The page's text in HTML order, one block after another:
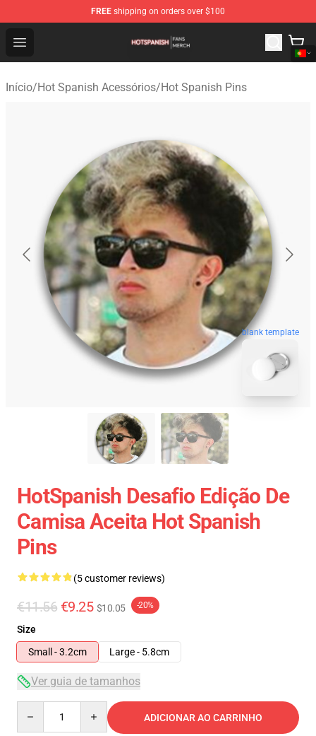
FREE shipping on orders over $100
Open menu
Hot Spanish Shop - Official Hot Spanish Merchandise
Início/Hot Spanish Acessórios/Hot Spanish Pins
blank template
HotSpanish Desafio Edição De
Camisa Aceita Hot Spanish
Pins
(5 customer reviews)
€11.56 €9.25 $10.05 -20%
Size
Small - 3.2cm
Large - 5.8cm
Ver guia de tamanhos
ADICIONAR AO CARRINHO